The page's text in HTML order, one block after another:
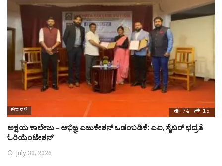
ಕರಾವಳಿ 74 15
ಅಕ್ಷಯ ಕಾಲೇಜು – ಅಭಿಜ್ಞ ಎಜುಕೇಶನ್ ಒಡಂಬಡಿಕೆ: ಎಐ, ಸೈಬರ್ ಭದ್ರತೆ
ಓರಿಯೆಂಟೇಶನ್
July 30, 2026